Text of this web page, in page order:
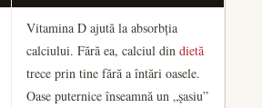
Vitamina D ajută la absorbția
calciului. Fără ea, calciul din dietă
trece prin tine fără a întări oasele.
Oase puternice înseamnă un „șasiu”